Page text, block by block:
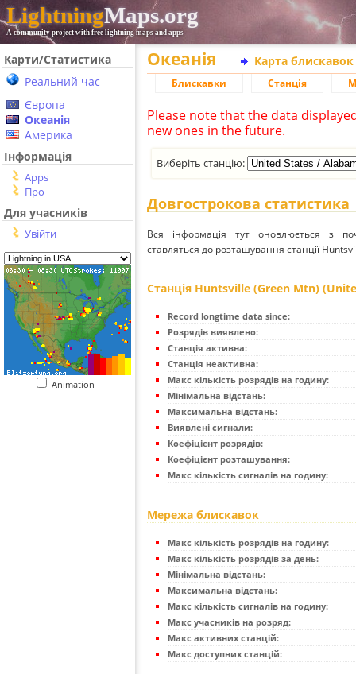
LightningMaps.org
A community project with free lightning maps and apps
Карти/Статистика
Реальний час
Європа
Океанія
Америка
Інформація
Apps
Про
Для учасників
Увійти
Animation
Океанія Карта
Блискавки Станція
Please note that the data
new ones in the future.
Виберіть станцію:
Довгострокова статистика
Вся інформація тут оновлюється з
ставляться до розташування станції
Станція Huntsville (Green Mtn)
Record longtime data since:
Розрядів виявлено:
Станція активна:
Станція неактивна:
Макс кількість розрядів на годину:
Мінімальна відстань:
Максимальна відстань:
Виявлені сигнали:
Коефіцієнт розрядів:
Коефіцієнт розташування:
Макс кількість сигналів на годину:
Мережа блискавок
Макс кількість розрядів на годину:
Макс кількість розрядів за день:
Мінімальна відстань:
Максимальна відстань:
Макс кількість сигналів на годину:
Макс учасників на розряд:
Макс активних станцій:
Макс доступних станцій: